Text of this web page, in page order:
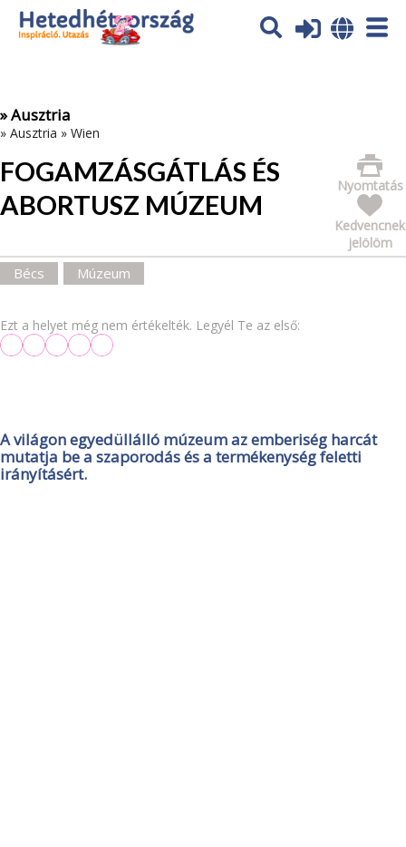
Az oldal sütiket (cookies) használ. További tájékoztatás itt:
Adatvédelmi tájékoztató
» Ausztria
» Ausztria » Wien
FOGAMZÁSGÁTLÁS ÉS
ABORTUSZ MÚZEUM
Nyomtatás
Kedvencnek
jelölöm
Bécs Múzeum
Ezt a helyet még nem értékelték. Legyél Te az első:
A világon egyedüllálló múzeum az emberiség harcát
mutatja be a szaporodás és a termékenység feletti
irányításért.